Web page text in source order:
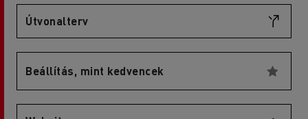
Útvonalterv
Beállítás, mint kedvencek